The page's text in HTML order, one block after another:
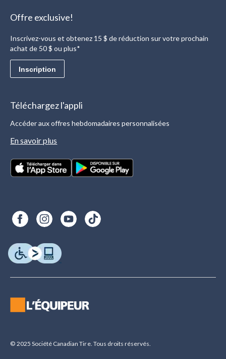
Offre exclusive!
Inscrivez-vous et obtenez 15 $ de réduction sur votre prochain
achat de 50 $ ou plus*
Inscription
Téléchargez l'appli
Accéder aux offres hebdomadaires personnalisées
En savoir plus
© 2025 Société Canadian Tire. Tous droits réservés.